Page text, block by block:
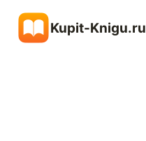
содержимому
Kupit-Knigu.ru